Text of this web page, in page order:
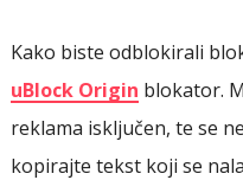
Kako biste odblokirali
uBlock Origin blokator.
reklama isključen, te se
kopirajte tekst koji se